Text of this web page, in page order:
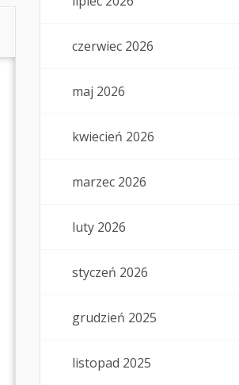
czerwiec 2026
maj 2026
kwiecień 2026
marzec 2026
luty 2026
styczeń 2026
grudzień 2025
listopad 2025